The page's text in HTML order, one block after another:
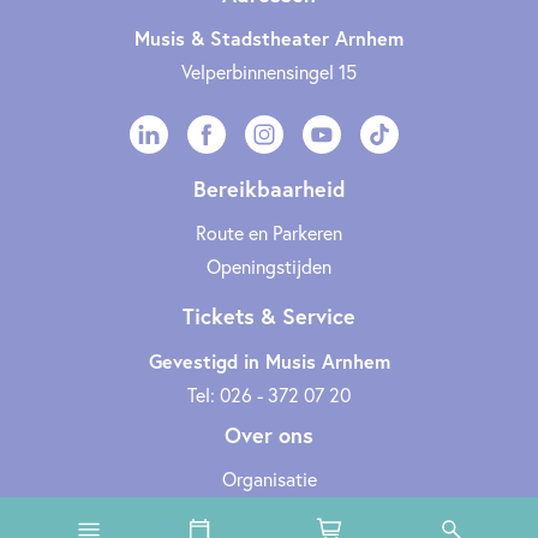
Musis & Stadstheater Arnhem
Velperbinnensingel 15
Bereikbaarheid
Route en Parkeren
Openingstijden
Tickets & Service
Gevestigd in Musis Arnhem
Tel: 026 - 372 07 20
Over ons
Organisatie